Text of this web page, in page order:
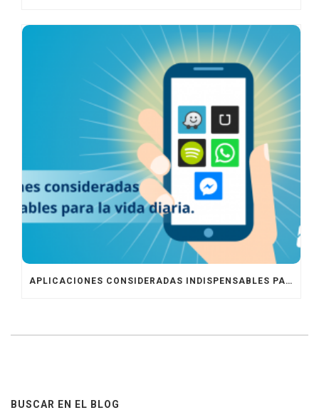
APLICACIONES CONSIDERADAS INDISPENSABLES PARA LA VIDA DIARIA
BUSCAR EN EL BLOG